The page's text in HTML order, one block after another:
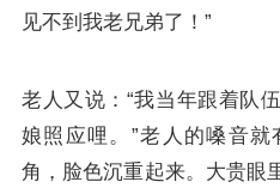
见不到我老兄弟了！”
老人又说：“我当年跟着队
娘照应哩。”老人的嗓音
角，脸色沉重起来。大贵眼